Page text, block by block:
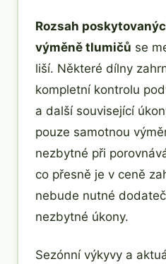
Rozsah
výměně tlumičů se
liší. Některé dílny
kompletní kontrolu
a další související
pouze samotnou
nezbytné při
co přesně je v ceně
nebude nutné
nezbytné úkony.
Sezónní výkyvy a